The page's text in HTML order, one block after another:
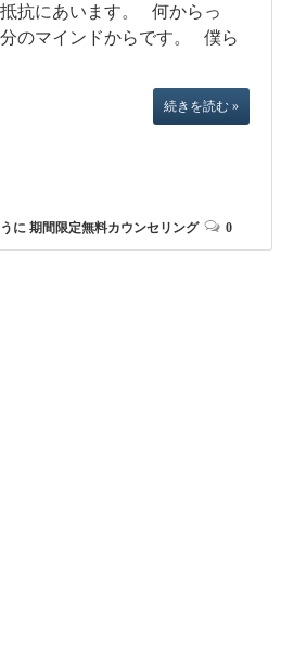
抗にあいます。 何からっ
のマインドからです。 僕ら
続きを読む »
に 期間限定無料カウンセリング 0